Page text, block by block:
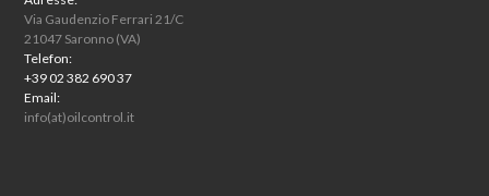
Via Gaudenzio Ferrari 21/C
21047 Saronno (VA)
Telefon:
+39 02 382 690 37
Email:
info(at)oilcontrol.it